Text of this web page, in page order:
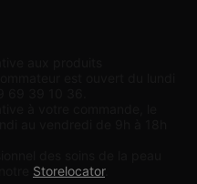
Storelocator.